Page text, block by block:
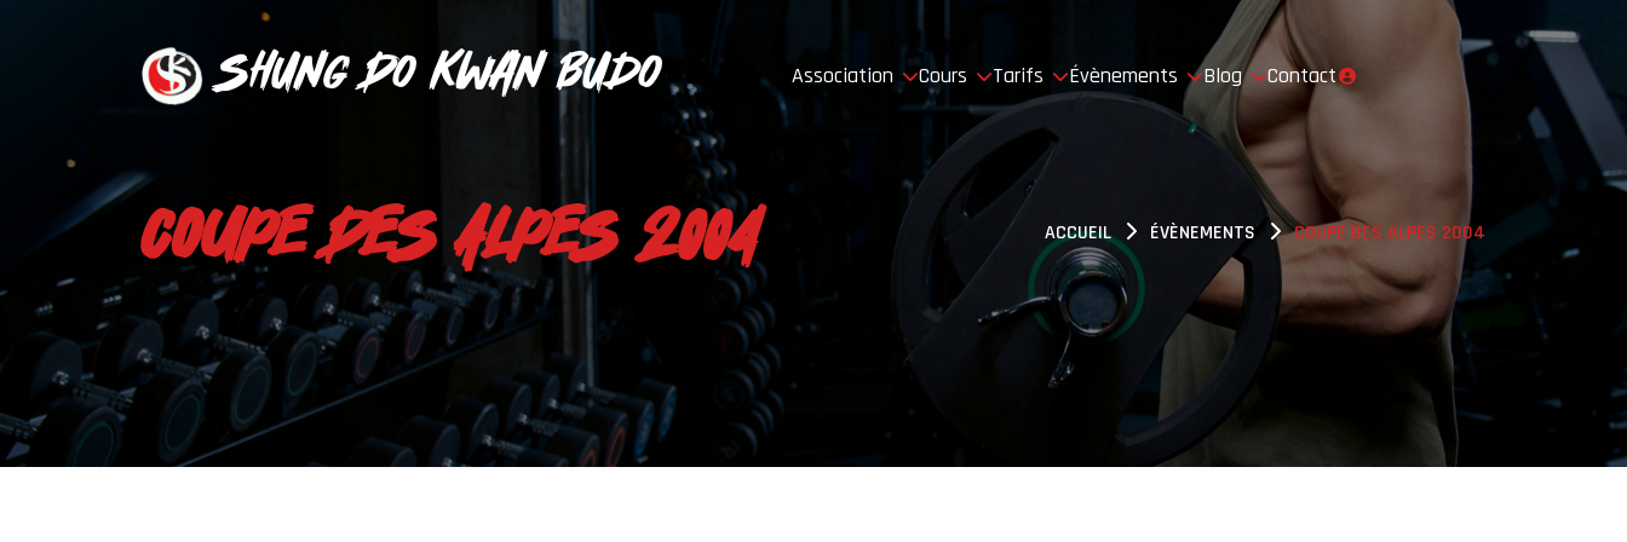
Shung Do Kwan Budo Association Cours Tarifs Évènements Blog Contact
COUPE DES ALPES 2004 ACCUEIL ÉVÈNEMENTS COUPE DES ALPES 2004